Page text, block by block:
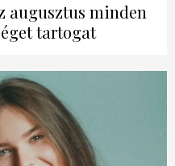
augusztus minden
tartogat